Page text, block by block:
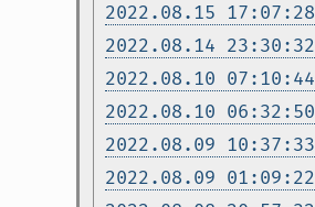
2022.08.15 17:07:28
2022.08.14 23:30:32
2022.08.10 07:10:44
2022.08.10 06:32:50
2022.08.09 10:37:33
2022.08.09 01:09:22